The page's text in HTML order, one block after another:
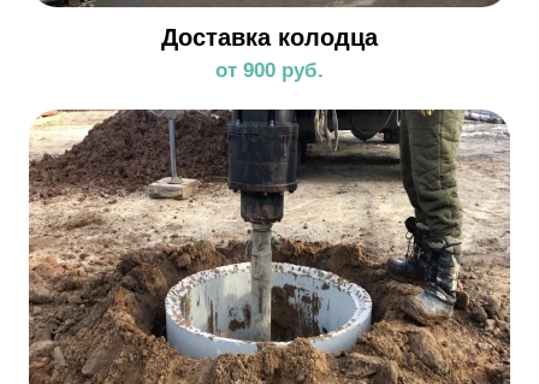
Доставка колодца
от 900 руб.